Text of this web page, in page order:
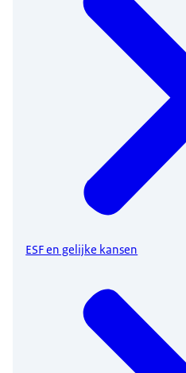
ESF en gelijke kansen